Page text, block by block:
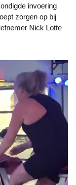
invoering
zorgen op bij
Nick Lotte